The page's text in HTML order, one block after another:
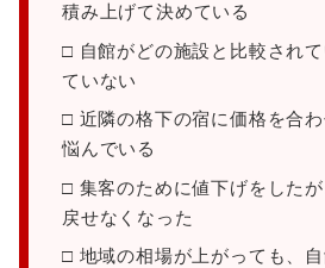
積み上げて決めている
□ 自館がどの施設と比較され
ていない
□ 近隣の格下の宿に価格を合
悩んでいる
□ 集客のために値下げをした
戻せなくなった
□ 地域の相場が上がっても、